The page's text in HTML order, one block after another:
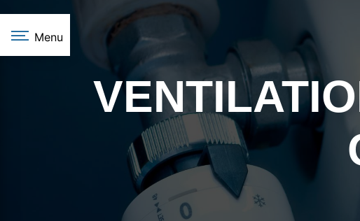
Menu
Panneau de gestion des cookies